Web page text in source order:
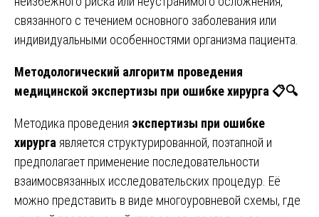
связанного с течением основного заболевания или
индивидуальными особенностями организма пациента.
Методологический алгоритм проведения
медицинской экспертизы при ошибке хирурга 📋🔍
Методика проведения экспертизы при ошибке
хирурга является структурированной, поэтапной и
предполагает применение последовательности
взаимосвязанных исследовательских процедур. Её
можно представить в виде многоуровневой схемы, где